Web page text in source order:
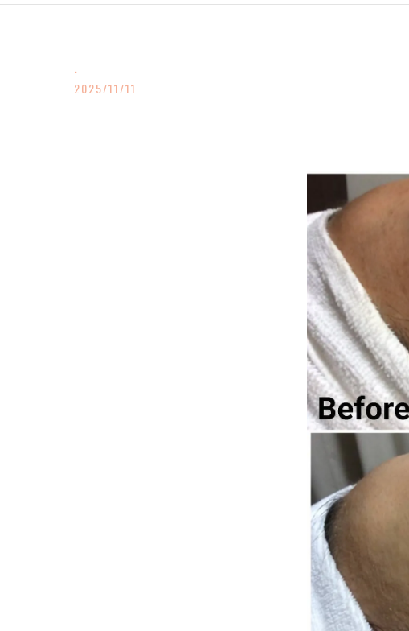
.
2025/11/11